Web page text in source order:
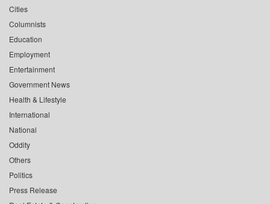
Cities
Columnists
Education
Employment
Entertainment
Government News
Health & Lifestyle
International
National
Oddity
Others
Politics
Press Release